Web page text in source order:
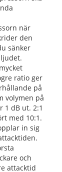
när
den
sänker
ratio ger
på
volymen på
1 dB ut. 2:1
med 10:1.
in sig
och
attacktid